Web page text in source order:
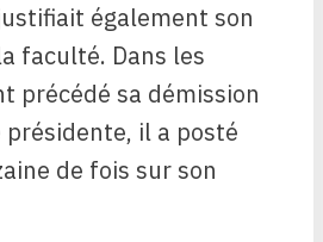
également son
faculté. Dans les
précédé sa démission
présidente, il a posté
de fois sur son